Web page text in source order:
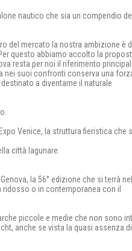
nautico che sia un compendio
del mercato la nostra ambizione è
questo abbiamo accolto la
resta per noi il riferimento
nei suoi confronti conserva una
a diventarne il naturale
Venice, la struttura fieristica che
città lagunare.
la 56° edizione che si terrà nel
ridosso o in contemporanea con il
piccole e medie che non sono
anche se vista la quasi assenza di